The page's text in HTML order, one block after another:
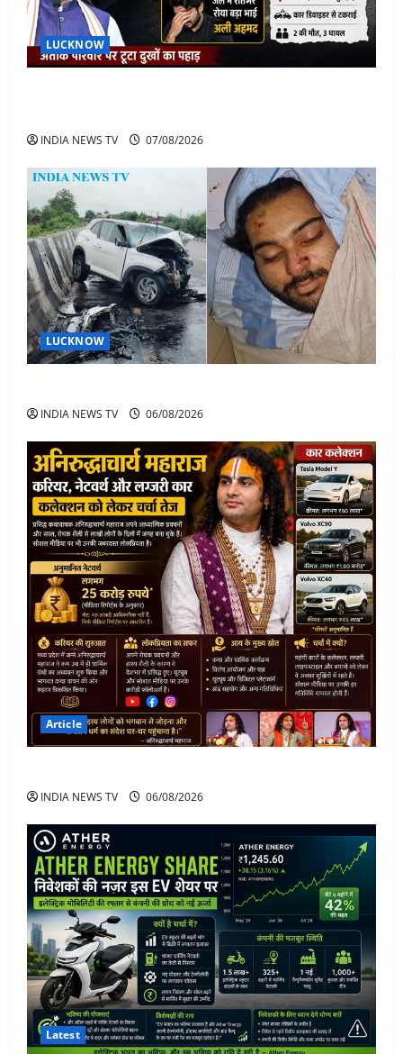
LUCKNOW
INDIA NEWS TV 07/08/2026
LUCKNOW
INDIA NEWS TV 06/08/2026
Article
INDIA NEWS TV 06/08/2026
Latest